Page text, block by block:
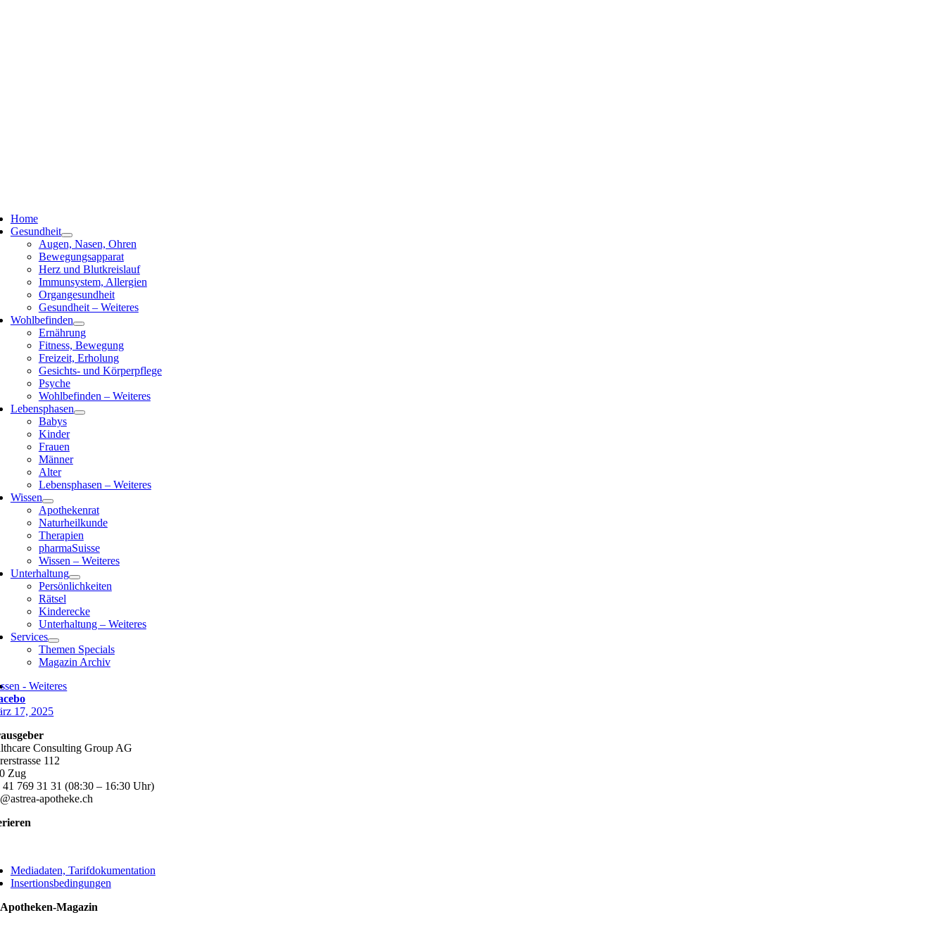
Home
Gesundheit
Augen, Nasen, Ohren
Bewegungsapparat
Herz und Blutkreislauf
Immunsystem, Allergien
Organgesundheit
Gesundheit – Weiteres
Wohlbefinden
Ernährung
Fitness, Bewegung
Freizeit, Erholung
Gesichts- und Körperpflege
Psyche
Wohlbefinden – Weiteres
Lebensphasen
Babys
Kinder
Frauen
Männer
Alter
Lebensphasen – Weiteres
Wissen
Apothekenrat
Naturheilkunde
Therapien
pharmaSuisse
Wissen – Weiteres
Unterhaltung
Persönlichkeiten
Rätsel
Kinderecke
Unterhaltung – Weiteres
Services
Themen Specials
Magazin Archiv
- Weiteres
17, 2025
Consulting Group AG
112
Zug
41 769 31 31 (08:30 – 16:30 Uhr)
apotheke.ch
Mediadaten, Tarifdokumentation
Insertionsbedingungen
Magazin